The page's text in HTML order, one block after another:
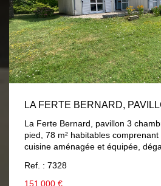
LA FERTE BERNARD,
La Ferte Bernard, pavillon 3
pied, 78 m² habitables comprenant
cuisine aménagée et équipée,
cave. Chauffage central gaz de
Terrain 750 m² clos et arboré.
Ref. : 7328
151 000 €